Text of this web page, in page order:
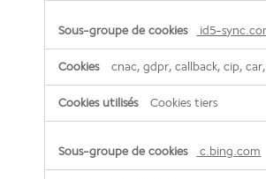
id5-
cnac, gdpr, callback, cip,
Cookies tiers
c.bing.com